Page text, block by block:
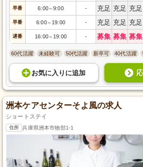
早番 6:00～9:00 - 充足 充足 充足
早番 6:00～ 19:00 - 充足 充足 充足
遅番 16:00～ 19:00 - 募集 募集 募集
60代活躍 未経験可 50代活躍 新卒可 40代活躍
お気に入り に追加
洲本ケアセンターそよ風の求人
ショートステイ
住所 兵庫県洲本市物部1-1